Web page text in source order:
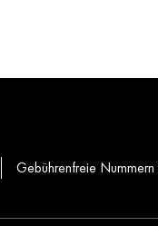
Gebührenfreie